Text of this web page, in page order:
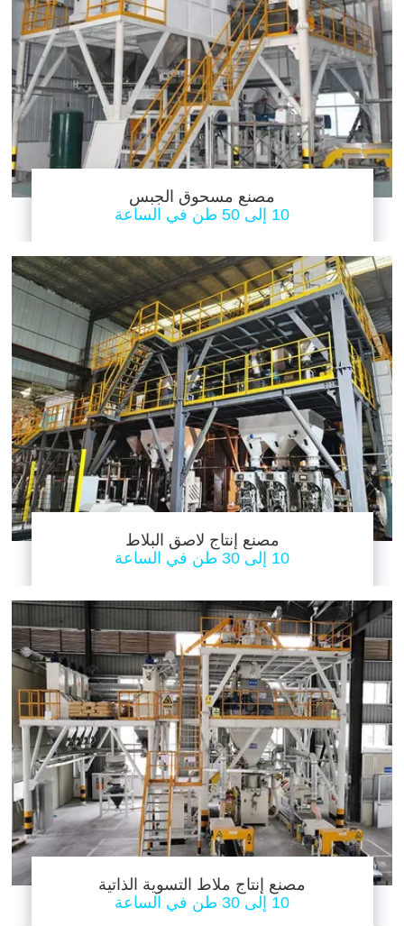
مصنع مسحوق الجبس
10 إلى 50 طن في الساعة
مصنع إنتاج لاصق البلاط
10 إلى 30 طن في الساعة
مصنع إنتاج ملاط التسوية الذاتية
10 إلى 30 طن في الساعة